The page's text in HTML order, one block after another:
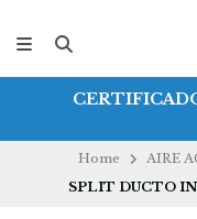
Home AIRE
SPLIT DUCTO